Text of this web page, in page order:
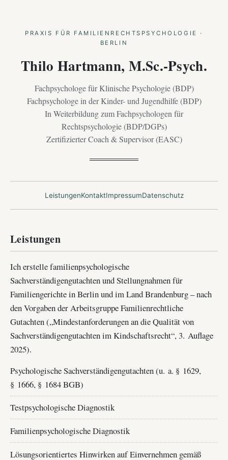
PRAXIS FÜR FAMILIENRECHTSPSYCHOLOGIE ·
BERLIN
Thilo Hartmann, M.Sc.-Psych.
Fachpsychologe für Klinische Psychologie (BDP)
Fachpsychologe in der Kinder- und Jugendhilfe (BDP)
In Weiterbildung zum Fachpsychologen für
Rechtspsychologie (BDP/DGPs)
Zertifizierter Coach & Supervisor (EASC)
LeistungenKontaktImpressumDatenschutz
Leistungen
Ich erstelle familienpsychologische
Sachverständigengutachten und Stellungnahmen für
Familiengerichte in Berlin und im Land Brandenburg – nach
den Vorgaben der Arbeitsgruppe Familienrechtliche
Gutachten („Mindestanforderungen an die Qualität von
Sachverständigengutachten im Kindschaftsrecht“, 3. Auflage
2025).
Psychologische Sachverständigengutachten (u. a. § 1629,
§ 1666, § 1684 BGB)
Testpsychologische Diagnostik
Familienpsychologische Diagnostik
Lösungsorientiertes Hinwirken auf Einvernehmen gemäß